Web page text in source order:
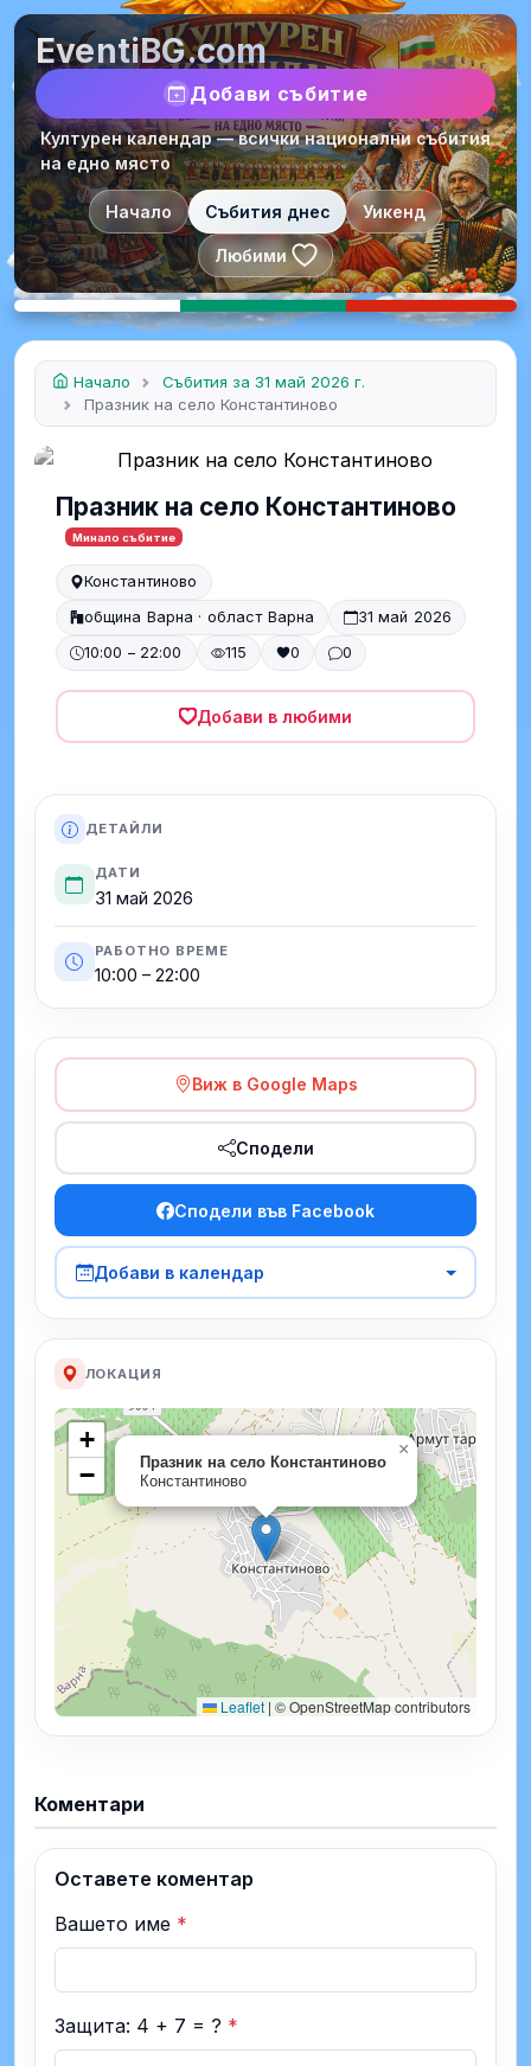
EventiBG.com
Добави събитие
Културен календар — всички национални събития
на едно място
Начало Събития днес Уикенд
Любими
Начало
Събития за 31 май 2026 г.
Празник на село Константиново
Празник на село Константиново
Минало събитие
Константиново
община Варна · област Варна
31 май 2026
10:00 – 22:00
115 0 0
Добави в любими
ДЕТАЙЛИ
ДАТИ
31 май 2026
РАБОТНО ВРЕМЕ
10:00 – 22:00
Виж в Google Maps
Сподели
Сподели във Facebook
Добави в календар
ЛОКАЦИЯ
Празник на село Константиново
Константиново
×
+
−
Leaflet | © OpenStreetMap contributors
Коментари
Оставете коментар
Вашето име *
Защита: 4 + 7 = ? *